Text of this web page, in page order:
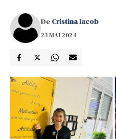
De Cristina Iacob
23 MAI 2024